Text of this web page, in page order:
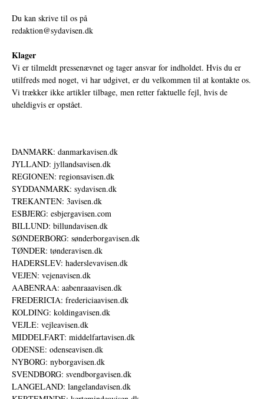
Du kan skrive til os på
redaktion@sydavisen.dk
Klager
Vi er tilmeldt pressenævnet og tager ansvar for indholdet. Hvis du er
utilfreds med noget, vi har udgivet, er du velkommen til at kontakte os.
Vi trækker ikke artikler tilbage, men retter faktuelle fejl, hvis de
uheldigvis er opstået.
DANMARK: danmarkavisen.dk
JYLLAND: jyllandsavisen.dk
REGIONEN: regionsavisen.dk
SYDDANMARK: sydavisen.dk
TREKANTEN: 3avisen.dk
ESBJERG: esbjergavisen.com
BILLUND: billundavisen.dk
SØNDERBORG: sønderborgavisen.dk
TØNDER: tønderavisen.dk
HADERSLEV: haderslevavisen.dk
VEJEN: vejenavisen.dk
AABENRAA: aabenraaavisen.dk
FREDERICIA: fredericiaavisen.dk
KOLDING: koldingavisen.dk
VEJLE: vejleavisen.dk
MIDDELFART: middelfartavisen.dk
ODENSE: odenseavisen.dk
NYBORG: nyborgavisen.dk
SVENDBORG: svendborgavisen.dk
LANGELAND: langelandavisen.dk